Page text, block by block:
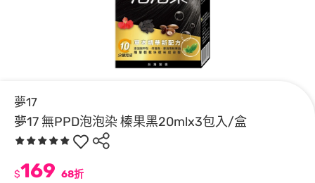
夢17
夢17 無PPD泡泡染 榛果黑20mlx3包入/盒
$169 68折